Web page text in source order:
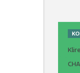
CHA